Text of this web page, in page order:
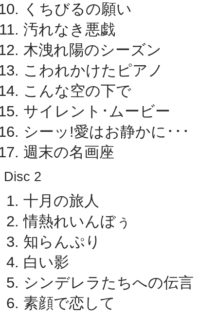
くちびるの願い
汚れなき悪戯
木洩れ陽のシーズン
こわれかけたピアノ
こんな空の下で
サイレント･ムービー
シーッ!愛はお静かに･･･
週末の名画座
Disc 2
十月の旅人
情熱れいんぼぅ
知らんぷり
白い影
シンデレラたちへの伝言
素顔で恋して